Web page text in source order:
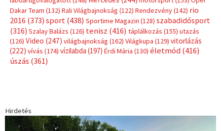
Dakar Team (132) Rali Világbajnokság (122) Rendezvény(142) rio
2016 (373) sport(438) Sportime Magazin (128) szabadidősport
(316) Szalay Balázs (126) tenisz (416) táplálkozás (155) utazás
(126) Video (247) világbajnokság (162) Világkupa (129) vitorlázás
(222) vívás (174) vízilabda (197) Érdi Mária (130) életmód(416)
úszás (361)
Hirdetés